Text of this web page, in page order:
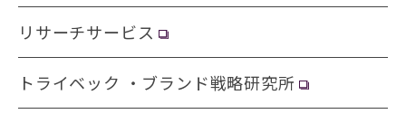
リサーチサービス
トライベック ・ブランド戦略研究所